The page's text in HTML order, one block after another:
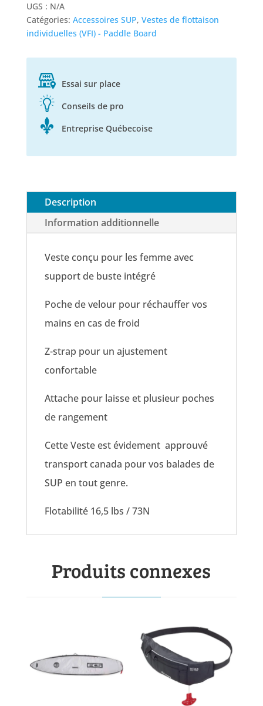
UGS : N/A
Catégories: Accessoires SUP, Vestes de flottaison
individuelles (VFI) - Paddle Board
Essai sur place
Conseils de pro
Entreprise Québecoise
Description
Information additionnelle
Veste conçu pour les femme avec
support de buste intégré
Poche de velour pour réchauffer vos
mains en cas de froid
Z-strap pour un ajustement
confortable
Attache pour laisse et plusieur poches
de rangement
Cette Veste est évidement approuvé
transport canada pour vos balades de
SUP en tout genre.
Flotabilité 16,5 lbs / 73N
Produits connexes